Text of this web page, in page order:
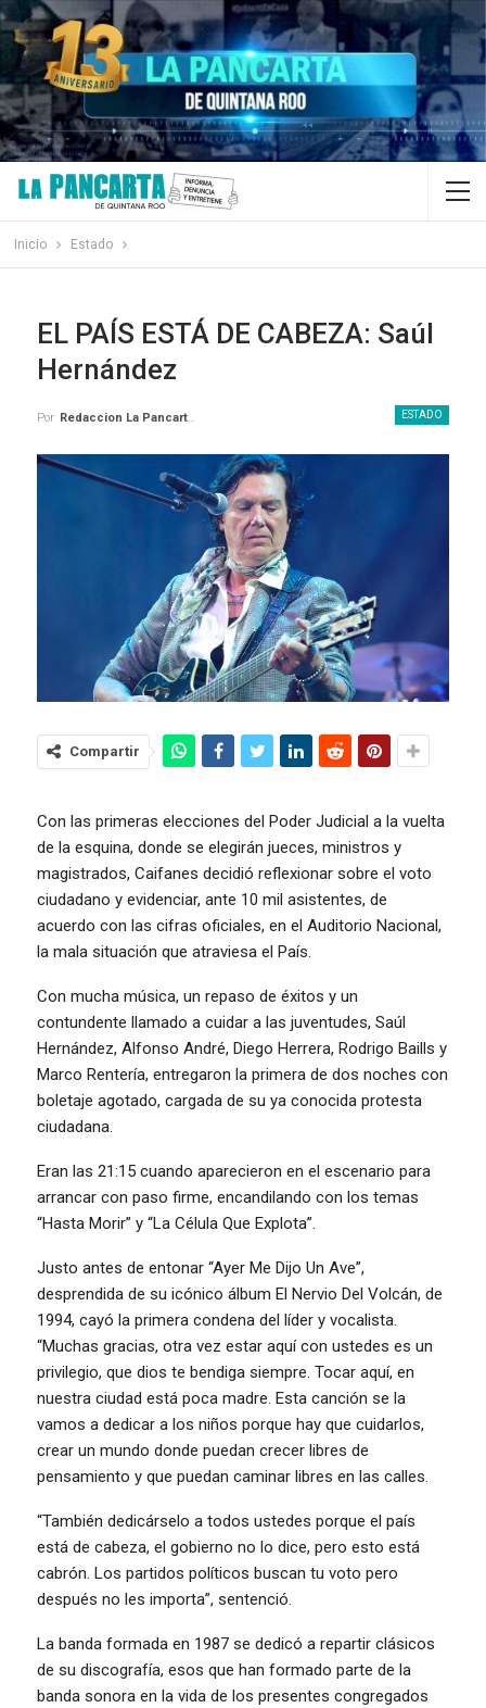
Inicio Estado
EL PAÍS ESTÁ DE CABEZA: Saúl
Hernández
ESTADO
Por Redaccion La Pancarta De Quintana Roo
Compartir
Con las primeras elecciones del Poder Judicial a la vuelta
de la esquina, donde se elegirán jueces, ministros y
magistrados, Caifanes decidió reflexionar sobre el voto
ciudadano y evidenciar, ante 10 mil asistentes, de
acuerdo con las cifras oficiales, en el Auditorio Nacional,
la mala situación que atraviesa el País.
Con mucha música, un repaso de éxitos y un
contundente llamado a cuidar a las juventudes, Saúl
Hernández, Alfonso André, Diego Herrera, Rodrigo Baills y
Marco Rentería, entregaron la primera de dos noches con
boletaje agotado, cargada de su ya conocida protesta
ciudadana.
Eran las 21:15 cuando aparecieron en el escenario para
arrancar con paso firme, encandilando con los temas
“Hasta Morir” y “La Célula Que Explota”.
Justo antes de entonar “Ayer Me Dijo Un Ave”,
desprendida de su icónico álbum El Nervio Del Volcán, de
1994, cayó la primera condena del líder y vocalista.
“Muchas gracias, otra vez estar aquí con ustedes es un
privilegio, que dios te bendiga siempre. Tocar aquí, en
nuestra ciudad está poca madre. Esta canción se la
vamos a dedicar a los niños porque hay que cuidarlos,
crear un mundo donde puedan crecer libres de
pensamiento y que puedan caminar libres en las calles.
“También dedicárselo a todos ustedes porque el país
está de cabeza, el gobierno no lo dice, pero esto está
cabrón. Los partidos políticos buscan tu voto pero
después no les importa”, sentenció.
La banda formada en 1987 se dedicó a repartir clásicos
de su discografía, esos que han formado parte de la
banda sonora en la vida de los presentes congregados